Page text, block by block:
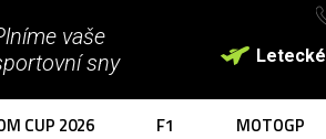
vaše
sny
CUP 2026 F1 MOTOGP